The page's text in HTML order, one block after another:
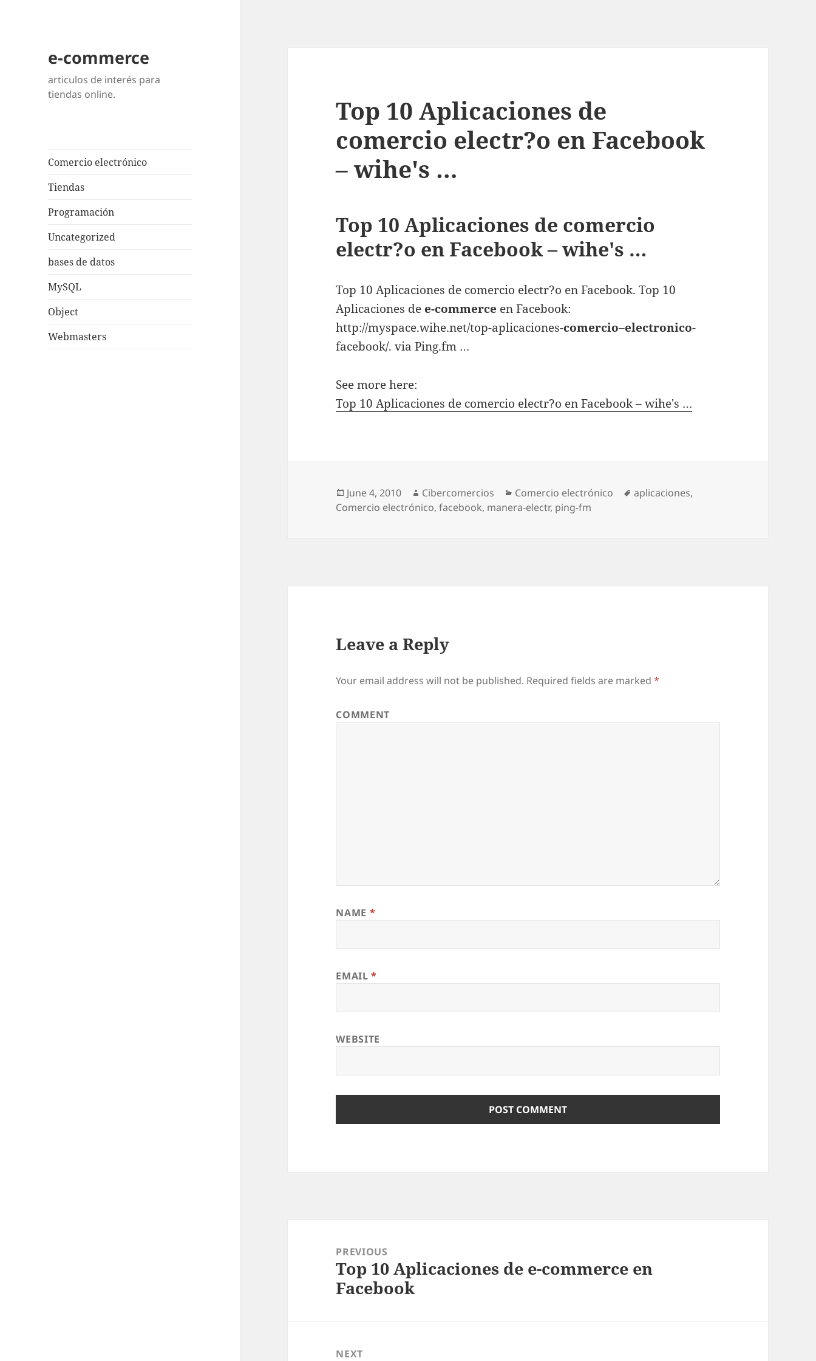
e-commerce
articulos de interés para
tiendas online.
Comercio electrónico
Tiendas
Programación
Uncategorized
bases de datos
MySQL
Object
Webmasters
Top 10 Aplicaciones de
comercio electr?o en Facebook
– wihe's …
Top 10 Aplicaciones de comercio
electr?o en Facebook – wihe's …
Top 10 Aplicaciones de comercio electr?o en Facebook. Top 10
Aplicaciones de e-commerce en Facebook:
http://myspace.wihe.net/top-aplicaciones-comercio–electronico-
facebook/. via Ping.fm …
See more here:
Top 10 Aplicaciones de comercio electr?o en Facebook – wihe's …
Posted
on
June 4, 2010 Author
Cibercomercios Categories
Comercio electrónico Tags
aplicaciones,
Comercio electrónico,facebook, manera-electr, ping-fm
Leave a Reply
Your email address will not be published. Required fields are marked*
COMMENT
NAME *
EMAIL*
WEBSITE
navigationPREVIOUS
Previous
post:
Top 10 Aplicaciones de e-commerce en
Facebook
NEXT